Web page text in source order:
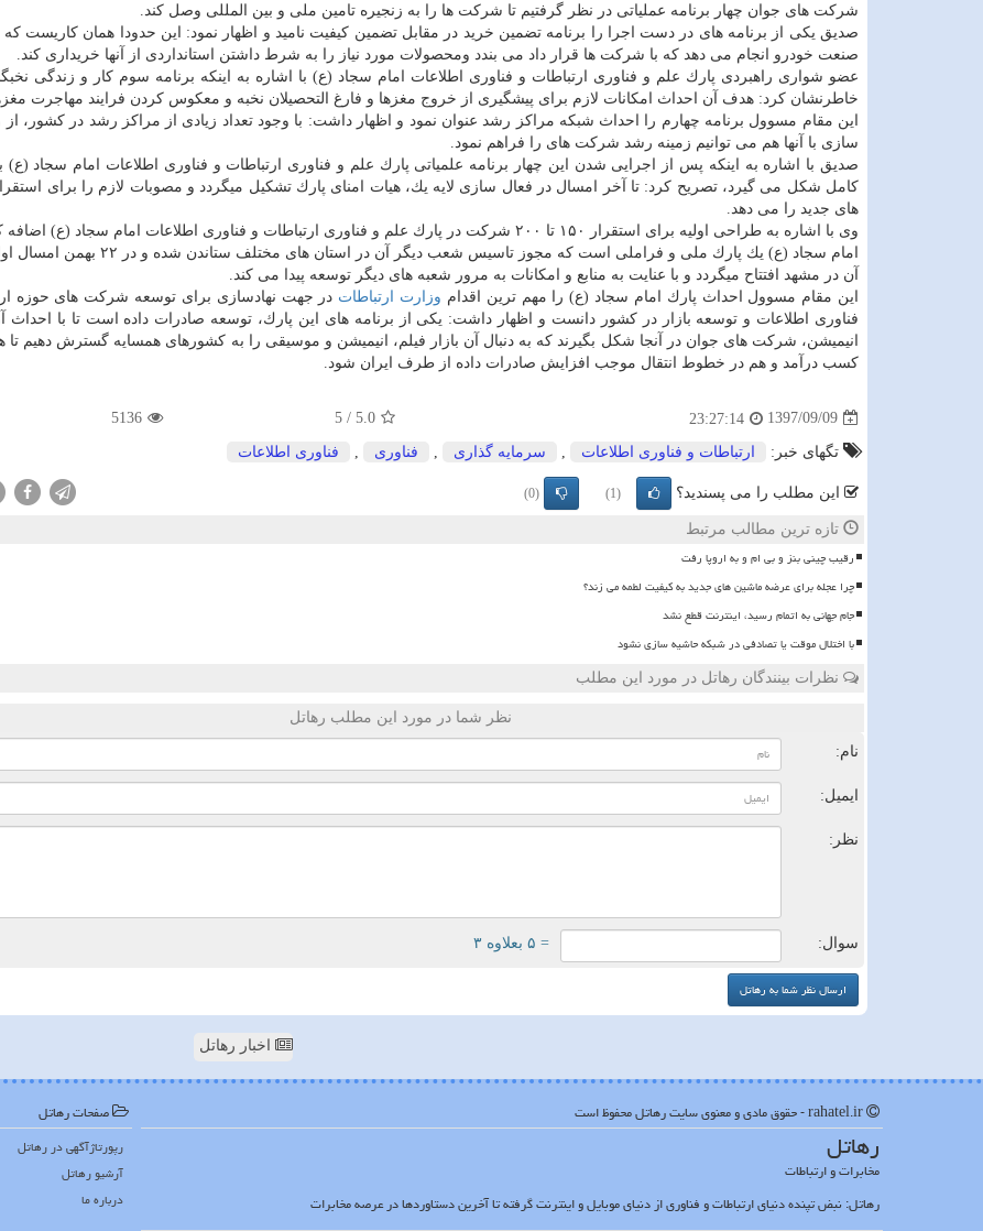
شركت های جوان چهار برنامه عملیاتی در نظر گرفتیم تا شركت ها را به زنجیره تامین ملی و بین المللی وصل كند.
صدیق یكی از برنامه های در دست اجرا را برنامه تضمین خرید در مقابل تضمین كیفیت نامید و اظهار نمود: این حدودا همان كاریست كه
صنعت خودرو انجام می دهد كه با شركت ها قرار داد می بندد ومحصولات مورد نیاز را به شرط داشتن استانداردی از آنها خریداری كند.
عضو شواری راهبردی پارك علم و فناوری ارتباطات و فناوری اطلاعات امام سجاد (ع) با اشاره به اینكه برنامه سوم كار و زندگی
خاطرنشان كرد: هدف آن احداث امكانات لازم برای پیشگیری از خروج مغزها و فارغ التحصیلان نخبه و معكوس كردن فرایند مهاجرت
این مقام مسوول برنامه چهارم را احداث شبكه مراكز رشد عنوان نمود و اظهار داشت: با وجود تعداد زیادی از مراكز رشد در كشور، از
سازی با آنها هم می توانیم زمینه رشد شركت های را فراهم نمود.
صدیق با اشاره به اینكه پس از اجرایی شدن این چهار برنامه علمیاتی پارك علم و فناوری ارتباطات و فناوری اطلاعات امام سجاد
كامل شكل می گیرد، تصریح كرد: تا آخر امسال در فعال سازی لایه یك، هیات امنای پارك تشكیل میگردد و مصوبات لازم را برای
های جدید را می دهد.
وی با اشاره به طراحی اولیه برای استقرار ۱۵۰ تا ۲۰۰ شركت در پارك علم و فناوری ارتباطات و فناوری اطلاعات امام سجاد (ع)
امام سجاد (ع) یك پارك ملی و فراملی است كه مجوز تاسیس شعب دیگر آن در استان
آن در مشهد افتتاح میگردد و با عنایت به منابع و امكانات به مرور شعبه های دیگر توسعه پیدا می كند.
این مقام مسوول احداث پارك امام سجاد (ع) را مهم ترین اقدام وزارت ارتباطات در جهت نهادسازی برای توسعه شركت های حوزه
فناوری اطلاعات و توسعه بازار در كشور دانست و اظهار داشت: یكی از برنامه های این پارك، توسعه صادرات داده است تا با احداث
انیمیشن، شركت های جوان در آنجا شكل بگیرند كه به دنبال آن بازار فیلم، انیمیشن و موسیقی را به كشورهای همسایه گسترش دهیم
كسب درآمد و هم در خطوط انتقال موجب افزایش صادرات داده از طرف ایران شود.
1397/09/09
23:27:14
5.0
/
5
5136
تگهای خبر: ارتباطات و فناوری اطلاعات سرمایه گذاری فناوری فناوری اطلاعات
این مطلب را می پسندید؟ (1)
(0)
تازه ترین مطالب مرتبط
رقیب چینی بنز و بی ام و به اروپا رفت
چرا عجله برای عرضه ماشین های جدید به کیفیت لطمه می زند؟
️جام جهانی به اتمام رسید، اینترنت قطع نشد
با اختلال موقت یا تصادفی در شبکه حاشیه سازی نشود
نظرات بینندگان رهاتل در مورد این مطلب
نظر شما در مورد این مطلب رهاتل
نام:
ایمیل:
نظر:
سوال: = ۵ بعلاوه ۳
اخبار رهاتل
رهاتل
مخابرات و ارتباطات
رهاتل: نبض تپنده دنیای ارتباطات و فناوری از دنیای موبایل و اینترنت گرفته تا آخرین دستاوردها در عرصه مخابرات
صفحات رهاتل
رپورتاژآگهی در رهاتل
آرشیو رهاتل
درباره ما